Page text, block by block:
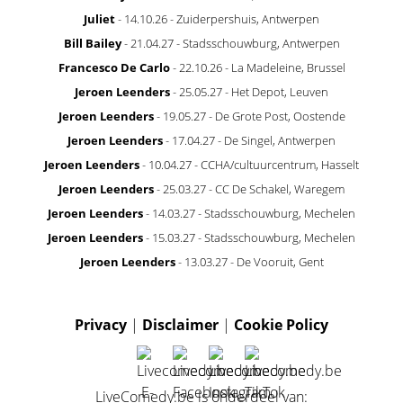
Juliet- 14.10.26 - Zuiderpershuis, Antwerpen
Bill Bailey- 21.04.27 - Stadsschouwburg, Antwerpen
Francesco De Carlo- 22.10.26 - La Madeleine, Brussel
Jeroen Leenders- 25.05.27 - Het Depot, Leuven
Jeroen Leenders- 19.05.27 - De Grote Post, Oostende
Jeroen Leenders- 17.04.27 - De Singel, Antwerpen
Jeroen Leenders- 10.04.27 - CCHA/cultuurcentrum, Hasselt
Jeroen Leenders- 25.03.27 - CC De Schakel, Waregem
Jeroen Leenders- 14.03.27 - Stadsschouwburg, Mechelen
Jeroen Leenders- 15.03.27 - Stadsschouwburg, Mechelen
Jeroen Leenders- 13.03.27 - De Vooruit, Gent
Privacy | Disclaimer | Cookie Policy
LiveComedy.be is onderdeel van: